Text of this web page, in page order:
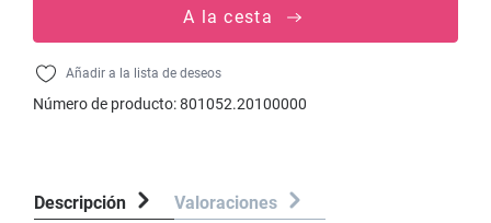
A la cesta
Añadir a la lista de deseos
Número de producto:801052.20100000
Descripción Valoraciones